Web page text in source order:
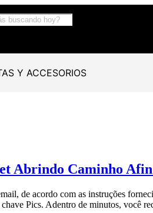
Y ACCESORIOS
Abrindo Caminho
de acordo com as instruções
Pics. Adentro de minutos, você